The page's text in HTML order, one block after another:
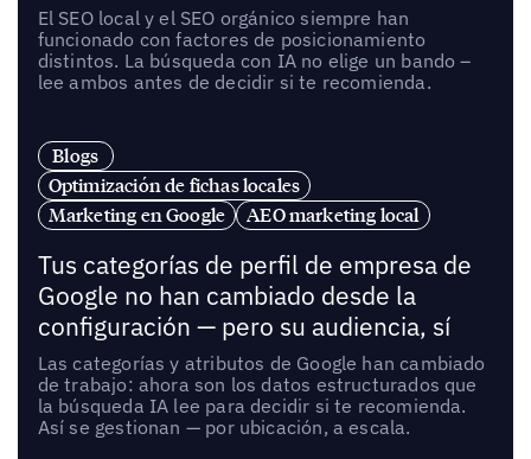
El SEO local y el SEO orgánico siempre han
funcionado con factores de posicionamiento
distintos. La búsqueda con IA no elige un bando –
lee ambos antes de decidir si te recomienda.
Blogs
Optimización de fichas locales
Marketing en Google
AEO marketing local
Tus categorías de perfil de empresa de
Google no han cambiado desde la
configuración — pero su audiencia, sí
Las categorías y atributos de Google han cambiado
de trabajo: ahora son los datos estructurados que
la búsqueda IA lee para decidir si te recomienda.
Así se gestionan — por ubicación, a escala.